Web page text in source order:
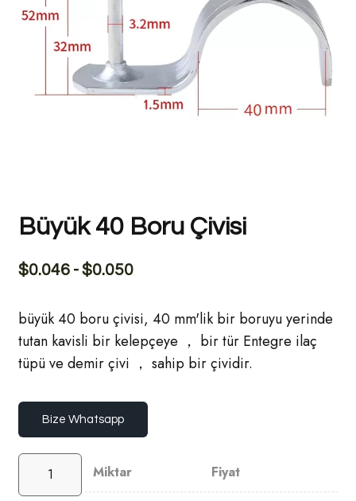
Büyük 40 Boru Çivisi
$0.046 -$0.050
büyük 40 boru çivisi, 40 mm'lik bir boruyu yerinde
tutan kavisli bir kelepçeye ， bir tür Entegre ilaç
tüpü ve demir çivi ， sahip bir çividir.
Bize Whatsapp
Miktar Fiyat